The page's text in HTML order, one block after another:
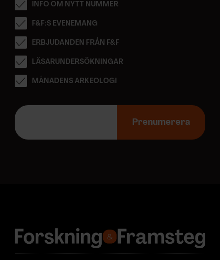
INFO OM NYTT NUMMER
F&F:S EVENEMANG
ERBJUDANDEN FRÅN F&F
LÄSARUNDERSÖKNINGAR
MÅNADENS ARKEOLOGI
E
p
s
:
Prenumerera